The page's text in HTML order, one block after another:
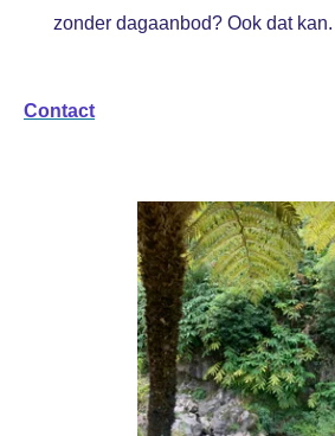
zonder dagaanbod? Ook dat kan.
Contact